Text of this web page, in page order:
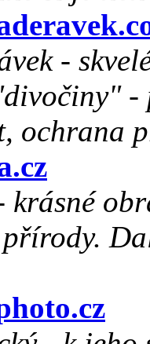
-
-
ochrana
krásné
přírody.